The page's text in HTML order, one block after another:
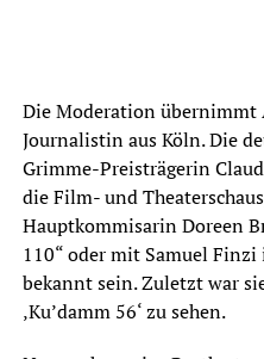
Die Moderation übernimmt
Journalistin aus Köln. Die
Grimme-Preisträgerin
die Film- und
Hauptkommisarin Doreen
110“ oder mit Samuel Finzi
bekannt sein. Zuletzt war
‚Ku’damm 56‘ zu sehen.